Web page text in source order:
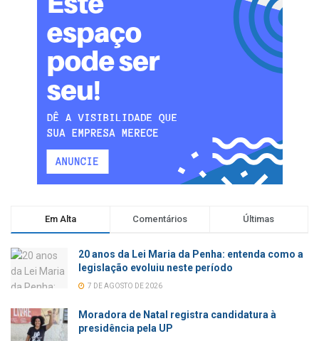
Em Alta Comentários Últimas
20 anos da Lei Maria da Penha: entenda como a
legislação evoluiu neste período
7 DE AGOSTO DE 2026
Moradora de Natal registra candidatura à
presidência pela UP